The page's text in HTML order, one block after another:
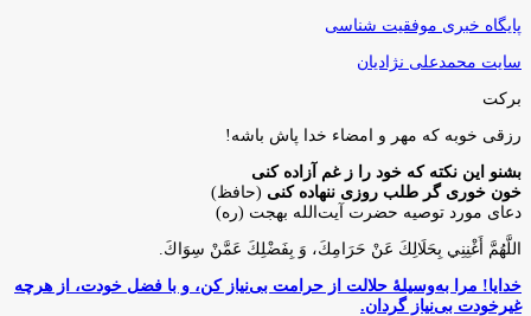
پایگاه خبری موفقیت شناسی
سایت محمدعلی نژادیان
برکت
رزقی خوبه كه مهر و امضاء خدا پاش باشه!
بشنو این نکته که خود را ز غم آزاده کنی
خون خوری گر طلب روزی ننهاده کنی (حافظ)
دعای مورد توصیه حضرت آیت‌الله بهجت (ره)
اللَّهُمَّ أَغْنِنِي بِحَلَالِكَ عَنْ حَرَامِكَ، وَ بِفَضْلِكَ عَمَّنْ سِوَاكَ‏.
خدایا! مرا به‌وسیلۀ حلالت از حرامت بی‌نیاز کن، و با فضل خودت، از هرچه
غیرخودت بی‌نیاز گردان.